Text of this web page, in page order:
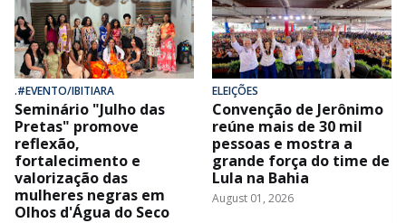
.#EVENTO/IBITIARA
Seminário "Julho das
Pretas" promove
reflexão,
fortalecimento e
valorização das
mulheres negras em
Olhos d'Água do Seco
ELEIÇÕES
Convenção de Jerônimo
reúne mais de 30 mil
pessoas e mostra a
grande força do time de
Lula na Bahia
August 01, 2026